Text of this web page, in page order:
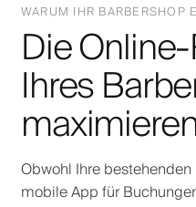
WARUM IHR BARBERSHOP
Die
Ihres
Obwohl Ihre
mobile App für